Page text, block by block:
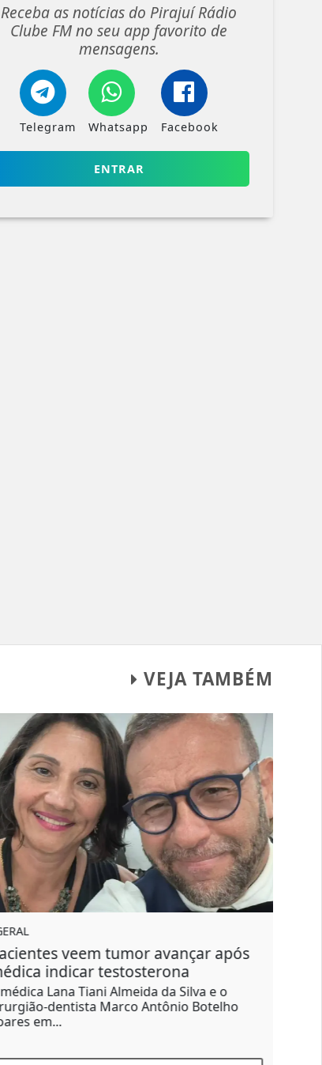
Receba as notícias do Pirajuí Rádio
Clube FM no seu app favorito de
mensagens.
Telegram Whatsapp Facebook
ENTRAR
VEJA TAMBÉM
veem tumor avançar após
indicar testosterona
Lana Tiani Almeida da Silva e o
dentista Marco Antônio Botelho
em...